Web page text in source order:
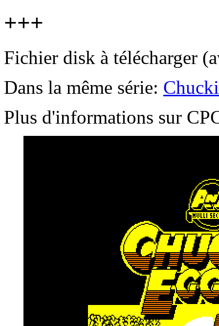
+++
Fichier disk à télécharger
Dans la même série:
Plus d'informations sur